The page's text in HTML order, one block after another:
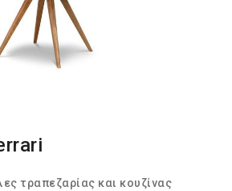
τραπεζαρίας και κουζίνας